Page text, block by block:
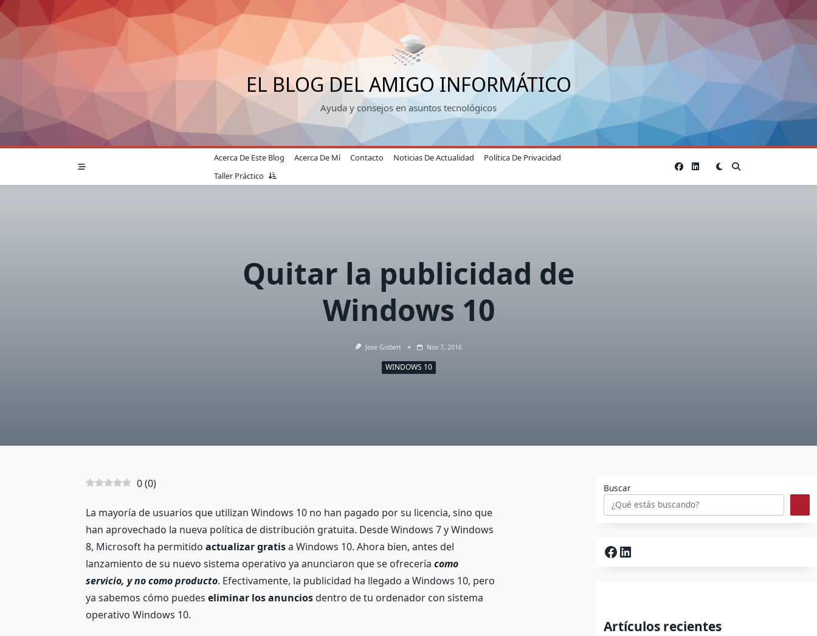
Saltar
al
contenido
EL BLOG DEL AMIGO INFORMÁTICO
Ayuda y consejos en asuntos tecnológicos
Acerca De Este Blog Acerca De Mí Contacto Noticias De Actualidad
Política De Privacidad
Taller Práctico
Quitar la publicidad de
Windows 10
Jose Gisbert Nov 7, 2016
WINDOWS 10
0(0)
La mayoría de usuarios que utilizan Windows 10 no han pagado por su licencia, sino que
han aprovechado la nueva política de distribución gratuita. Desde Windows 7 y Windows
8, Microsoft ha permitidoactualizar gratisa Windows 10. Ahora bien, antes del
lanzamiento de su nuevo sistema operativo ya anunciaron que se ofreceríacomo
servicio, y no como producto. Efectivamente, la publicidad ha llegado a Windows 10, pero
ya sabemos cómo puedeseliminar los anunciosdentro de tu ordenador con sistema
operativo Windows 10.
Buscar
Facebook
LinkedIn
Artículos recientes